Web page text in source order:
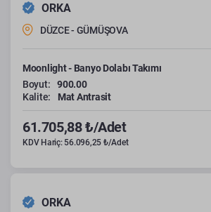
ORKA
DÜZCE - GÜMÜŞOVA
Moonlight - Banyo Dolabı Takımı
Boyut:
900.00
Kalite:
Mat Antrasit
61.705,88 ₺/Adet
KDV Hariç: 56.096,25 ₺/Adet
ORKA